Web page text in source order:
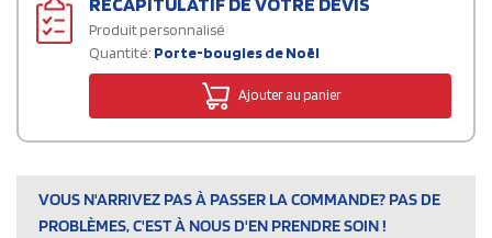
Produit personnalisé
Quantité: Porte-bougies de Noël
Ajouter au panier
VOUS N'ARRIVEZ PAS À PASSER LA COMMANDE? PAS DE
PROBLÈMES, C'EST À NOUS D'EN PRENDRE SOIN !